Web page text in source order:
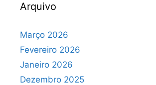
Arquivo
Março 2026
Fevereiro 2026
Janeiro 2026
Dezembro 2025